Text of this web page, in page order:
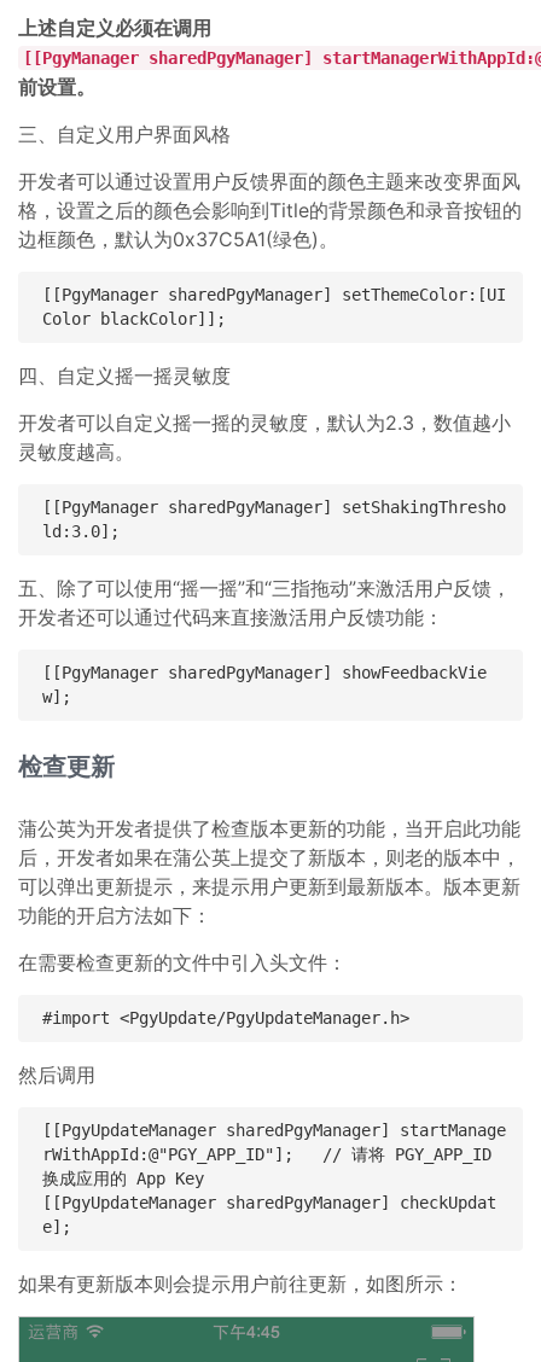
上述自定义必须在调用
[[PgyManager sharedPgyManager]
前设置。
三、自定义用户界面风格
开发者可以通过设置用户反馈界面的颜色主题来改变界面风
格，设置之后的颜色会影响到Title的背景颜色和录音按钮的
边框颜色，默认为0x37C5A1(绿色)。
[[PgyManager sharedPgyManager] setThemeColor:[UI
四、自定义摇一摇灵敏度
开发者可以自定义摇一摇的灵敏度，默认为2.3，数值越小
灵敏度越高。
[[PgyManager sharedPgyManager] setShakingThresho
五、除了可以使用“摇一摇”和“三指拖动”来激活用户反馈，
开发者还可以通过代码来直接激活用户反馈功能：
[[PgyManager sharedPgyManager] showFeedbackVie
检查更新
蒲公英为开发者提供了检查版本更新的功能，当开启此功能
后，开发者如果在蒲公英上提交了新版本，则老的版本中，
可以弹出更新提示，来提示用户更新到最新版本。版本更新
功能的开启方法如下：
在需要检查更新的文件中引入头文件：
然后调用
[[PgyUpdateManager sharedPgyManager] startManage
rWithAppId:@"PGY_APP_ID"];   // 请将 PGY_APP_ID
换成应用的 App Key
[[PgyUpdateManager sharedPgyManager] checkUpdat
如果有更新版本则会提示用户前往更新，如图所示：